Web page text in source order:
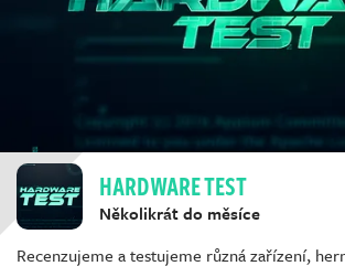
HARDWARE TEST
Několikrát do měsíce
Recenzujeme a testujeme různá zařízení,